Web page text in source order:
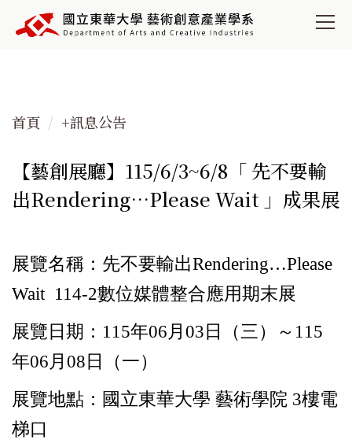
到
容
首頁 +訊息公告
【藝創展廳】115/6/3~6/8「 先不要輸
出Rendering…Please Wait 」成果展
展覽名稱：先不要輸出Rendering…Please
Wait 114-2數位媒體整合應用期末展
展覽日期：115年06月03日（三）～115
年06月08日（一）
展覽地點：國立東華大學 藝術學院 3樓電
梯口